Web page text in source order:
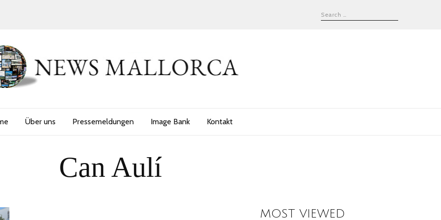
Über uns Pressemeldungen Image Bank Kontakt
Can Aulí
MOST VIEWED